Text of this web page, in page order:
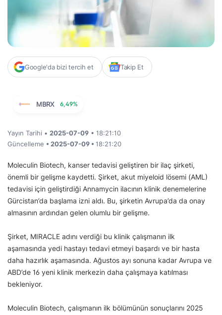
Google'da bizi tercih et Takip Et
MBRX 6,49%
Yayın Tarihi • 2025-07-09 • 18:21:10
Güncelleme • 2025-07-09 • 18:21:20
Moleculin Biotech, kanser tedavisi geliştiren bir ilaç şirketi,
önemli bir gelişme kaydetti. Şirket, akut miyeloid lösemi (AML)
tedavisi için geliştirdiği Annamycin ilacının klinik denemelerine
Gürcistan’da başlama izni aldı. Bu, şirketin Avrupa’da da onay
almasının ardından gelen olumlu bir gelişme.
Şirket, MIRACLE adını verdiği bu klinik çalışmanın ilk
aşamasında yedi hastayı tedavi etmeyi başardı ve bir hasta
daha hazırlık aşamasında. Ağustos ayı sonuna kadar Avrupa ve
ABD’de 16 yeni klinik merkezin daha çalışmaya katılması
bekleniyor.
Moleculin Biotech, çalışmanın ilk bölümünün sonuçlarını 2025